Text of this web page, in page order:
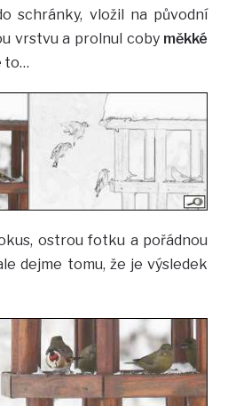
schránky, vložil na původní
vrstvu a prolnul coby měkké
to…
ostrou fotku a pořádnou
dejme tomu, že je výsledek